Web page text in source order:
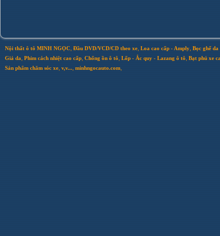
Nội thất ô tô MINH NGỌC, Đầu DVD/VCD/CD theo xe, Loa cao cấp - Amply, Bọc ghế
Giả da, Phim cách nhiệt cao cấp, Chống ồn ô tô, Lốp - Ắc quy - Lazang ô tô, Bạt phủ xe
Sản phẩm chăm sóc xe, v,v..., minhngocauto.com,